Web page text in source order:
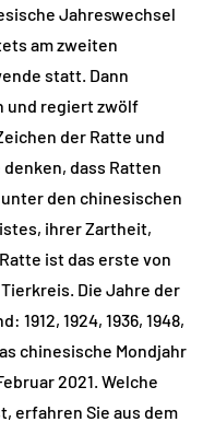
Jahreswechsel
am zweiten
statt. Dann
und regiert zwölf
der Ratte und
dass Ratten
den chinesischen
ihrer Zartheit,
ist das erste von
Die Jahre der
1924, 1936, 1948,
chinesische Mondjahr
2021. Welche
erfahren Sie aus dem